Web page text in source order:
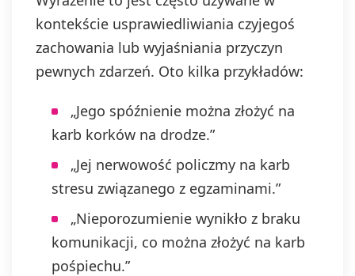
kontekście usprawiedliwiania czyjegoś
zachowania lub wyjaśniania przyczyn
pewnych zdarzeń. Oto kilka przykładów:
„Jego spóźnienie można złożyć na
karb korków na drodze.”
„Jej nerwowość policzmy na karb
stresu związanego z egzaminami.”
„Nieporozumienie wynikło z braku
komunikacji, co można złożyć na karb
pośpiechu.”